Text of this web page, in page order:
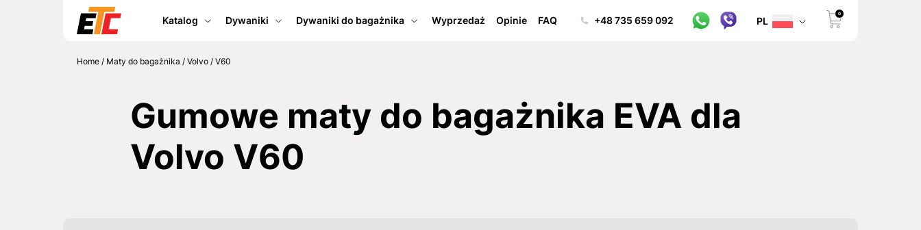
Katalog Dywaniki Dywaniki do bagażnika Wyprzedaż Opinie FAQ +48 735 659 092 PL
0
Home / Maty do bagażnika / Volvo / V60
Gumowe maty do bagażnika EVA dla
Volvo V60